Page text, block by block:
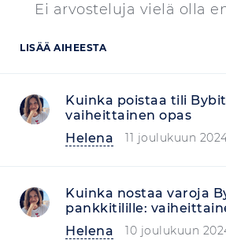
Ei arvosteluja vielä olla
LISÄÄ AIHEESTA
Kuinka poistaa tili
vaiheittainen opas
Helena
11 joulukuun
Kuinka nostaa varoja
pankkitilille:
Helena
10 joulukuun